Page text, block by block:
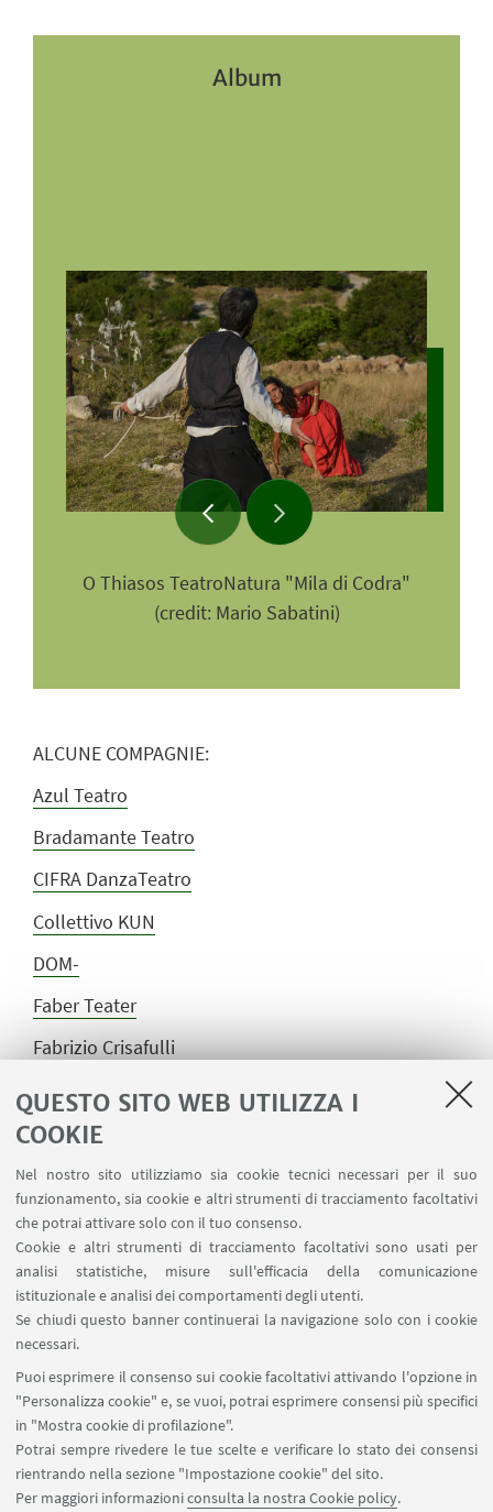
QUESTO SITO WEB UTILIZZA I
COOKIE
Nel nostro sito utilizziamo sia cookie tecnici necessari per il suo
funzionamento, sia cookie e altri strumenti di tracciamento facoltativi
che potrai attivare solo con il tuo consenso.
Cookie e altri strumenti di tracciamento facoltativi sono usati per
analisi statistiche, misure sull'efficacia della comunicazione
istituzionale e analisi dei comportamenti degli utenti.
Se chiudi questo banner continuerai la navigazione solo con i cookie
necessari.
Puoi esprimere il consenso sui cookie facoltativi attivando l'opzione in
"Personalizza cookie" e, se vuoi, potrai esprimere consensi più specifici
in "Mostra cookie di profilazione".
Potrai sempre rivedere le tue scelte e verificare lo stato dei consensi
rientrando nella sezione "Impostazione cookie" del sito.
Per maggiori informazioniconsulta la nostra Cookie policy.
Album
O Thiasos TeatroNatura "Mila di Codra"
(credit: Mario Sabatini)
ALCUNE COMPAGNIE:
Azul Teatro
Bradamante Teatro
CIFRA DanzaTeatro
Collettivo KUN
DOM-
Faber Teater
Fabrizio Crisafulli
Genius Loci Performance
Intelfade APS
O Thiasos TeatroNatura
Teatro delle Ariette
Teatro delle Selve
Teatro dell'Orsa
Teatro Selvatico
Ultimabaret
MAPPA